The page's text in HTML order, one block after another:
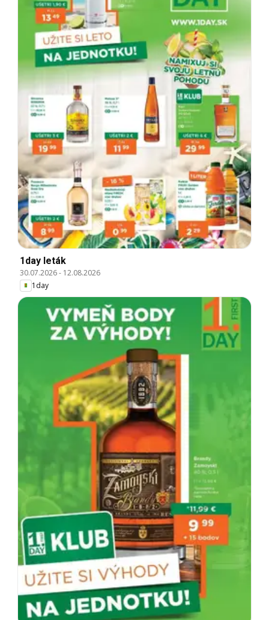
1day leták
30.07.2026- 12.08.2026
1day